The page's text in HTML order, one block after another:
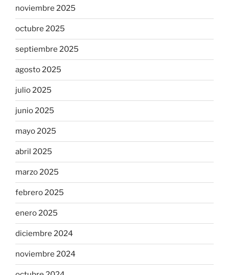
noviembre 2025
octubre 2025
septiembre 2025
agosto 2025
julio 2025
junio 2025
mayo 2025
abril 2025
marzo 2025
febrero 2025
enero 2025
diciembre 2024
noviembre 2024